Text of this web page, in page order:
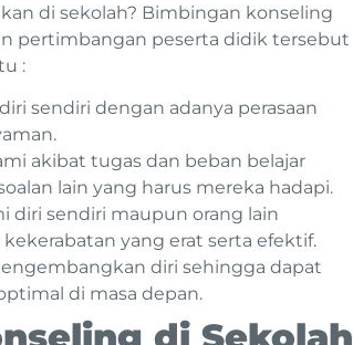
di sekolah? Bimbingan konseling
pertimbangan peserta didik tersebut
:
sendiri dengan adanya perasaan
akibat tugas dan beban belajar
lain yang harus mereka hadapi.
diri sendiri maupun orang lain
yang erat serta efektif.
diri sehingga dapat
di masa depan.